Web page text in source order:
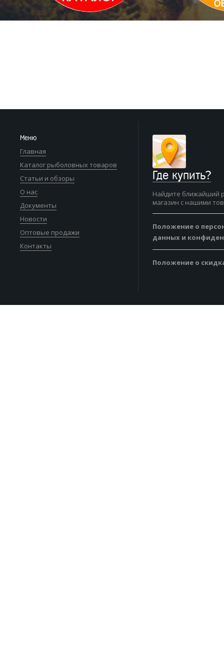
Меню
Главная
Каталог рыболовных товаров
Статьи и обзоры
О нас
Документы
Новости
Оптовые продажи
Контакты
Где купить?
Найдите ближайший
магазин с нашими
Положение о
данных и
Положение о